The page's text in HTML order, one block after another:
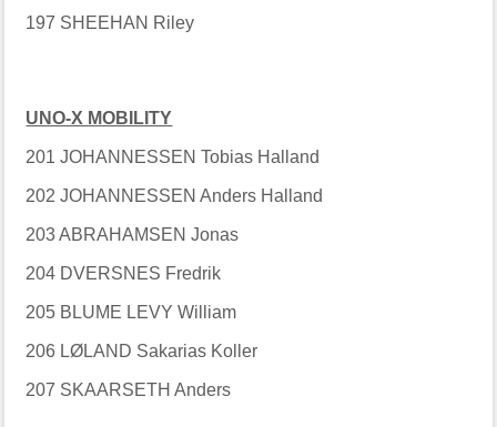
197 SHEEHAN Riley
UNO-X MOBILITY
201 JOHANNESSEN Tobias Halland
202 JOHANNESSEN Anders Halland
203 ABRAHAMSEN Jonas
204 DVERSNES Fredrik
205 BLUME LEVY William
206 LØLAND Sakarias Koller
207 SKAARSETH Anders